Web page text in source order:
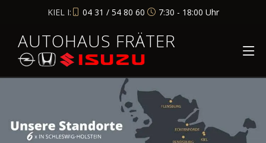
KIEL I: 04 31 / 54 80 60 7:30 - 18:00 Uhr
AUTOHAUS FRÄTER